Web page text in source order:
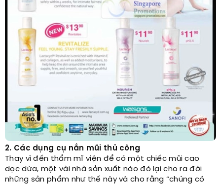
2. Các dụng cụ nắn mũi thủ công
Thay vì đến thẩm mĩ viện để có một chiếc mũi cao
dọc dừa, một vài nhà sản xuất nào đó lại cho ra đời
những sản phẩm như thế này và cho rằng “chúng có